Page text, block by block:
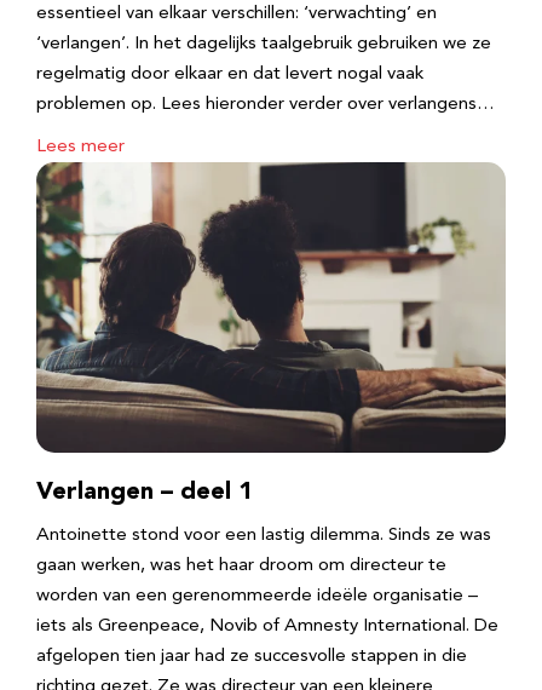
essentieel van elkaar verschillen: ‘verwachting’ en
‘verlangen’. In het dagelijks taalgebruik gebruiken we ze
regelmatig door elkaar en dat levert nogal vaak
problemen op. Lees hieronder verder over verlangens…
Lees meer
Verlangen – deel 1
Antoinette stond voor een lastig dilemma. Sinds ze was
gaan werken, was het haar droom om directeur te
worden van een gerenommeerde ideële organisatie –
iets als Greenpeace, Novib of Amnesty International. De
afgelopen tien jaar had ze succesvolle stappen in die